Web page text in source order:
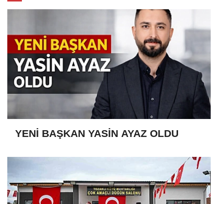
YENİ BAŞKAN YASİN AYAZ OLDU